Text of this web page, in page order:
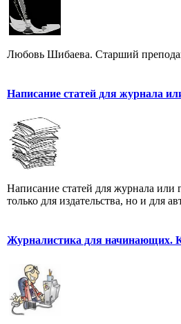
Любовь Шибаева. Старший
Написание статей для журнала
Написание статей для журнала или
только для издательства, но и для
Журналистика для начинающих.